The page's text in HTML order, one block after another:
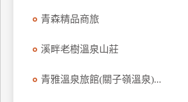
青森精品商旅
溪畔老樹溫泉山莊
青雅溫泉旅館(關子嶺溫泉)...